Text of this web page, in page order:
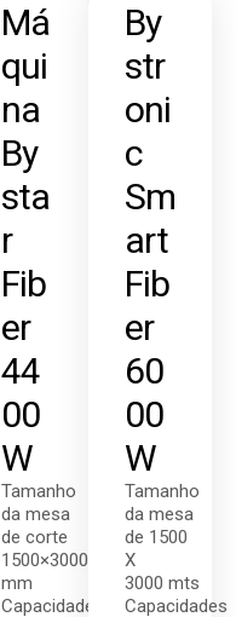
Má
qui
na
By
sta
r
Fib
er
44
00
W
Tamanho
da mesa
de corte
1500×3000
mm
Capacidades
By
str
oni
c
Sm
art
Fib
er
60
00
W
Tamanho
da mesa
de 1500
X
3000 mts
Capacidades